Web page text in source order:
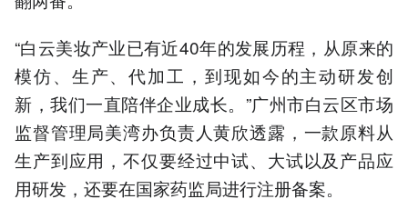
“白云美妆产业已有近40年的发展历程，从原来的
模仿、生产、代加工，到现如今的主动研发创
新，我们一直陪伴企业成长。”广州市白云区市场
监督管理局美湾办负责人黄欣透露，一款原料从
生产到应用，不仅要经过中试、大试以及产品应
用研发，还要在国家药监局进行注册备案。